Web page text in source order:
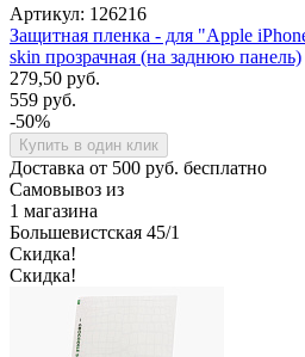
Артикул: 126216
Защитная пленка - для "Apple
skin прозрачная (на заднюю панель)
279,50 руб.
559 руб.
-50%
Купить в один клик
Доставка от 500 руб. бесплатно
Самовывоз из
1 магазина
Большевистская 45/1
Скидка!
Скидка!